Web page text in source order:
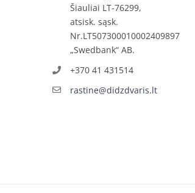
Šiauliai LT-76299,
atsisk. sąsk.
Nr.LT507300010002409897
„Swedbank“ AB.
+370 41 431514
rastine@didzdvaris.lt